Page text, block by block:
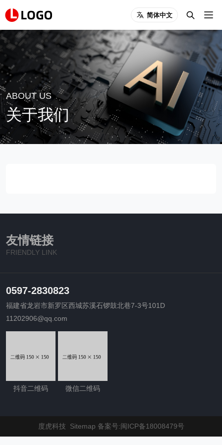
简体中文
ABOUT US
关于我们
友情链接
FRIENDLY LINK
0597-2830823
福建省龙岩市新罗区西城苏溪石锣鼓北巷7-3号101D
11202906@qq.com
抖音二维码 微信二维码
度虎科技 Sitemap 备案号:闽ICP备18008479号